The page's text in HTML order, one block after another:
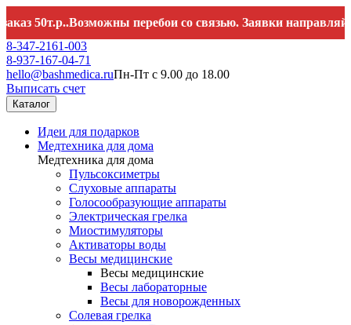
перебои со связью. Заявки направляйте на
8-347-2161-003
8-937-167-04-71
hello@bashmedica.ruПн-Пт с 9.00 до 18.00
Выписать счет
Каталог
Идеи для подарков
Медтехника для дома
Медтехника для дома
Пульсоксиметры
Слуховые аппараты
Голосообразующие аппараты
Электрическая грелка
Миостимуляторы
Активаторы воды
Весы медицинские
Весы медицинские
Весы лабораторные
Весы для новорожденных
Солевая грелка